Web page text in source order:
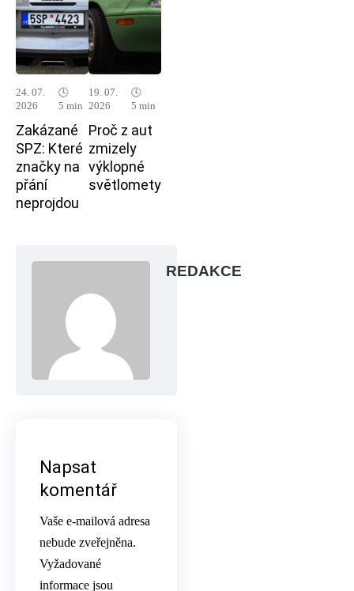
24. 07.
2026
🕓
5 min
Zakázané
SPZ: Které
značky na
přání
neprojdou
19. 07.
2026
🕓
5 min
Proč z aut
zmizely
výklopné
světlomety
REDAKCE
Napsat
komentář
Vaše e-mailová adresa
nebude zveřejněna.
Vyžadované
informace jsou